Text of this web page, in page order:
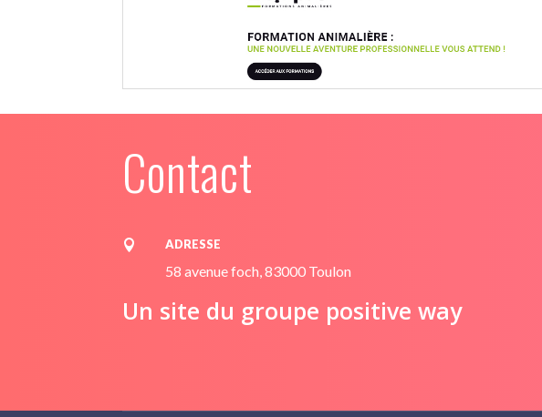
Contact
 ADRESSE
58 avenue foch, 83000 Toulon
Un site du groupe positive way